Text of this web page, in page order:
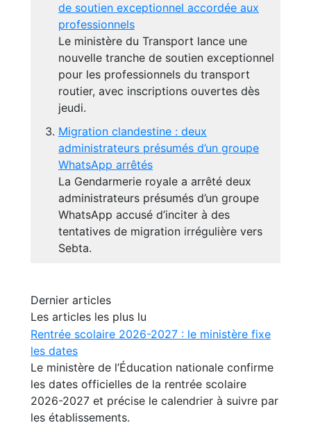
de soutien exceptionnel accordée aux
professionnels
Le ministère du Transport lance une
nouvelle tranche de soutien exceptionnel
pour les professionnels du transport
routier, avec inscriptions ouvertes dès
jeudi.
Migration clandestine : deux
administrateurs présumés d’un groupe
WhatsApp arrêtés
La Gendarmerie royale a arrêté deux
administrateurs présumés d’un groupe
WhatsApp accusé d’inciter à des
tentatives de migration irrégulière vers
Sebta.
Dernier articles
Les articles les plus lu
Rentrée scolaire 2026-2027 : le ministère fixe
les dates
Le ministère de l’Éducation nationale confirme
les dates officielles de la rentrée scolaire
2026-2027 et précise le calendrier à suivre par
les établissements.